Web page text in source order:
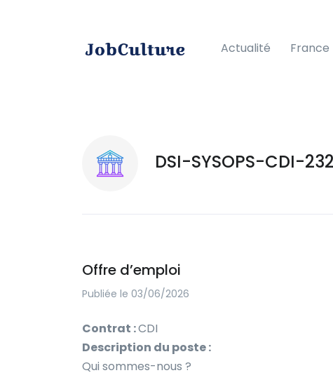
Actualité France
DSI-SYSOPS-CDI-
Offre d’emploi
Publiée le 03/06/2026
Contrat :CDI
Description du poste :
Qui sommes-nous ?